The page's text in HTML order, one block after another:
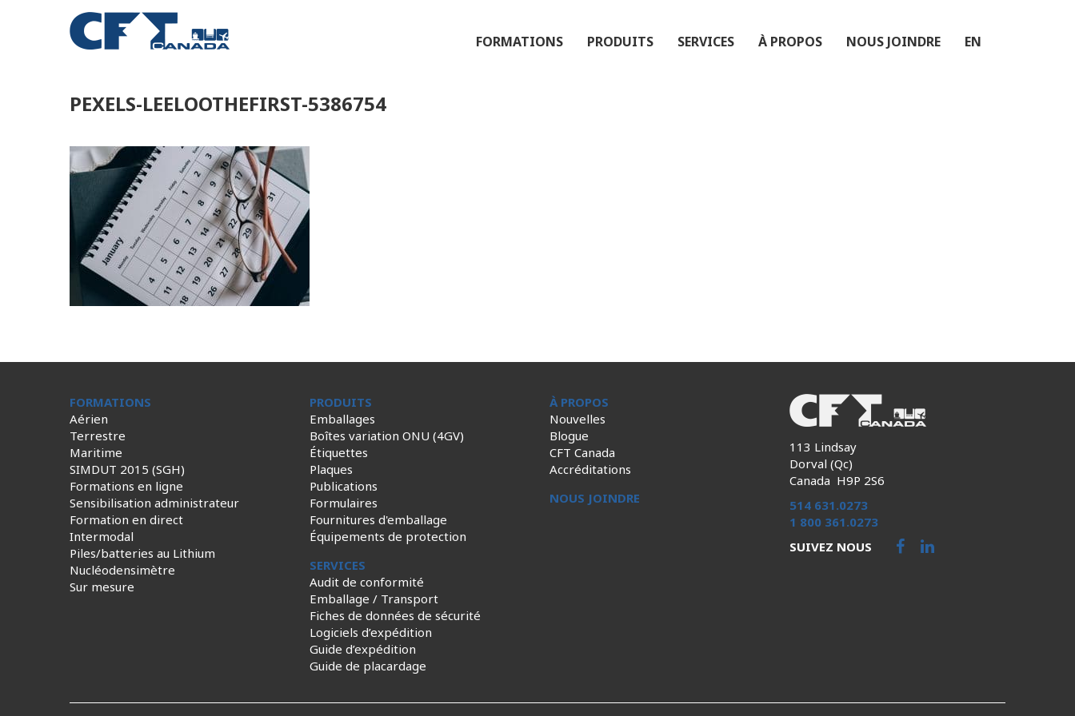
FORMATIONS PRODUITS SERVICES À PROPOS NOUS JOINDRE EN
PEXELS-LEELOOTHEFIRST-5386754
FORMATIONS
Aérien
Terrestre
Maritime
SIMDUT 2015 (SGH)
Formations en ligne
Sensibilisation administrateur
Formation en direct
Intermodal
Piles/batteries au Lithium
Nucléodensimètre
Sur mesure
PRODUITS
Emballages
Boîtes variation ONU (4GV)
Étiquettes
Plaques
Publications
Formulaires
Fournitures d'emballage
Équipements de protection
SERVICES
Audit de conformité
Emballage / Transport
Fiches de données de sécurité
Logiciels d’expédition
Guide d’expédition
Guide de placardage
À PROPOS
Nouvelles
Blogue
CFT Canada
Accréditations
NOUS JOINDRE
113 Lindsay
Dorval (Qc)
Canada H9P 2S6
514 631.0273
1 800 361.0273
SUIVEZ NOUS